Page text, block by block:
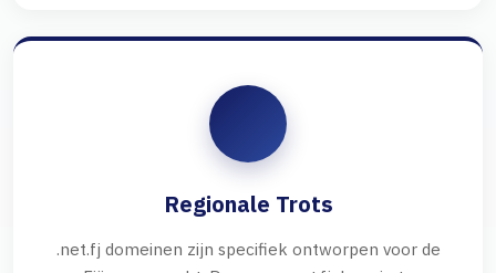
Regionale Trots
.net.fj domeinen zijn specifiek ontworpen voor de